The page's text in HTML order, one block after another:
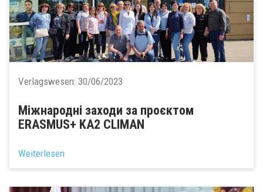
Verlagswesen: 30/06/2023
Міжнародні заходи за проєктом
ERASMUS+ KA2 CLIMAN
Weiterlesen